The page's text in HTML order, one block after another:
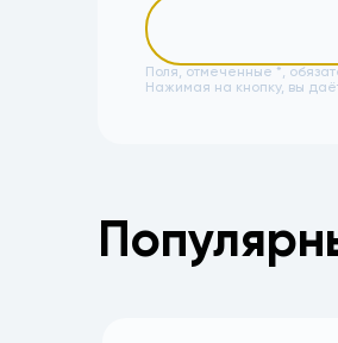
Поля, отмеченные *,
Нажимая на кнопку, вы